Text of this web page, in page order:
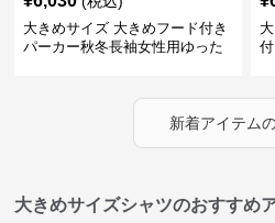
大きめサイズ 大きめフード付き
パーカー秋冬長袖女性用ゆった
新着アイテム
大きめサイズシャツのおすすめ